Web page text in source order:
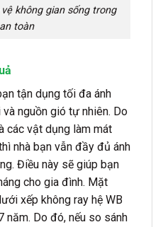
không gian sống trong
toàn
tận dụng tối đa ánh
nguồn gió tự nhiên. Do
các vật dụng làm mát
nhà bạn vẫn đầy đủ ánh
Điều này sẽ giúp bạn
cho gia đình. Mặt
xếp không ray hệ WB
Do đó, nếu so sánh